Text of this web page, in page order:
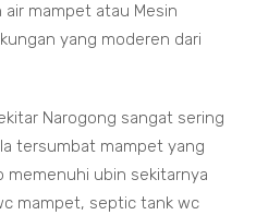
mampet atau Mesin
yang moderen dari
Narogong sangat sering
tersumbat mampet yang
memenuhi ubin sekitarnya
mampet, septic tank wc